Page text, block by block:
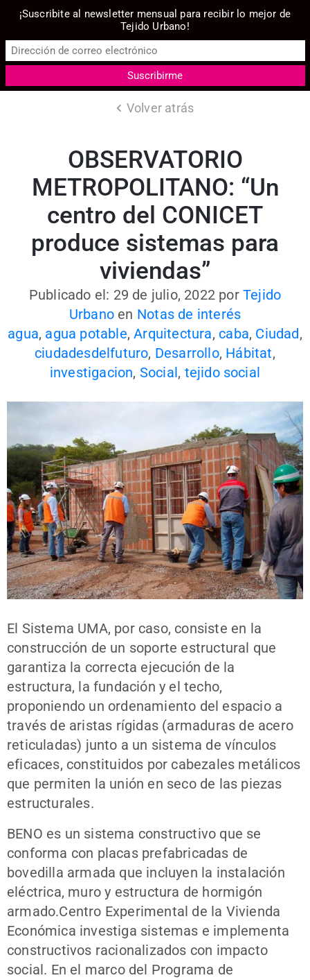
Volver atrás
OBSERVATORIO
METROPOLITANO: “Un
centro del CONICET
produce sistemas para
viviendas”
Publicado el: 29 de julio, 2022 por Tejido
Urbano en Notas de interés
agua, agua potable,Arquitectura, caba, Ciudad,
ciudadesdelfuturo, Desarrollo, Hábitat,
investigacion, Social, tejido social
El Sistema UMA, por caso, consiste en la
construcción de un soporte estructural que
garantiza la correcta ejecución de la
estructura, la fundación y el techo,
proponiendo un ordenamiento del espacio a
través de aristas rígidas (armaduras de acero
reticuladas) junto a un sistema de vínculos
eficaces, constituidos por cabezales metálicos
que permiten la unión en seco de las piezas
estructurales.
BENO es un sistema constructivo que se
conforma con placas prefabricadas de
bovedilla armada que incluyen la instalación
eléctrica, muro y estructura de hormigón
armado.Centro Experimental de la Vivienda
Económica investiga sistemas e implementa
constructivos racionalizados con impacto
social. En el marco del Programa de
¡Suscribite al newsletter mensual para recibir lo mejor de
Tejido Urbano!